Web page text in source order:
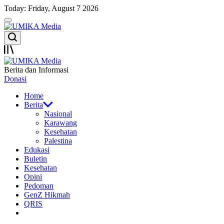
Skip
to
content
Today: Friday, August 7 2026
Menu
UMIKA
Media
Search
Offcanvas
UMIKA
Media
Berita dan Informasi
Donasi
Home
Berita
Nasional
Karawang
Kesehatan
Palestina
Edukasi
Buletin
Kesehatan
Opini
Pedoman
GenZ Hikmah
QRIS